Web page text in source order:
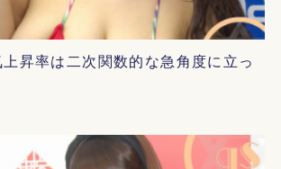
昇率は二次関数的な急角度に立っ